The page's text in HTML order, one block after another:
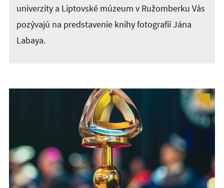
univerzity a Liptovské múzeum v Ružomberku Vás
pozývajú na predstavenie knihy fotografií Jána
Labaya.